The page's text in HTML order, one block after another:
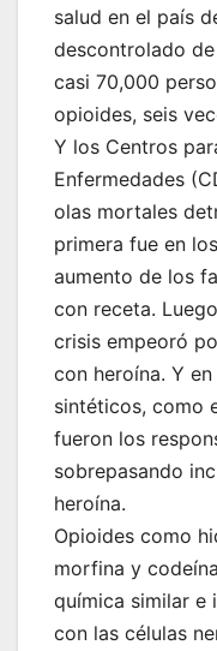
salud en el país
descontrolado
casi 70,000
opioides, seis
Y los Centros
Enfermedades
olas mortales
primera fue en
aumento de los
con receta.
crisis empeoró
con heroína. Y
sintéticos, como
fueron los
sobrepasando
heroína.
Opioides como
morfina y
química similar e
con las células